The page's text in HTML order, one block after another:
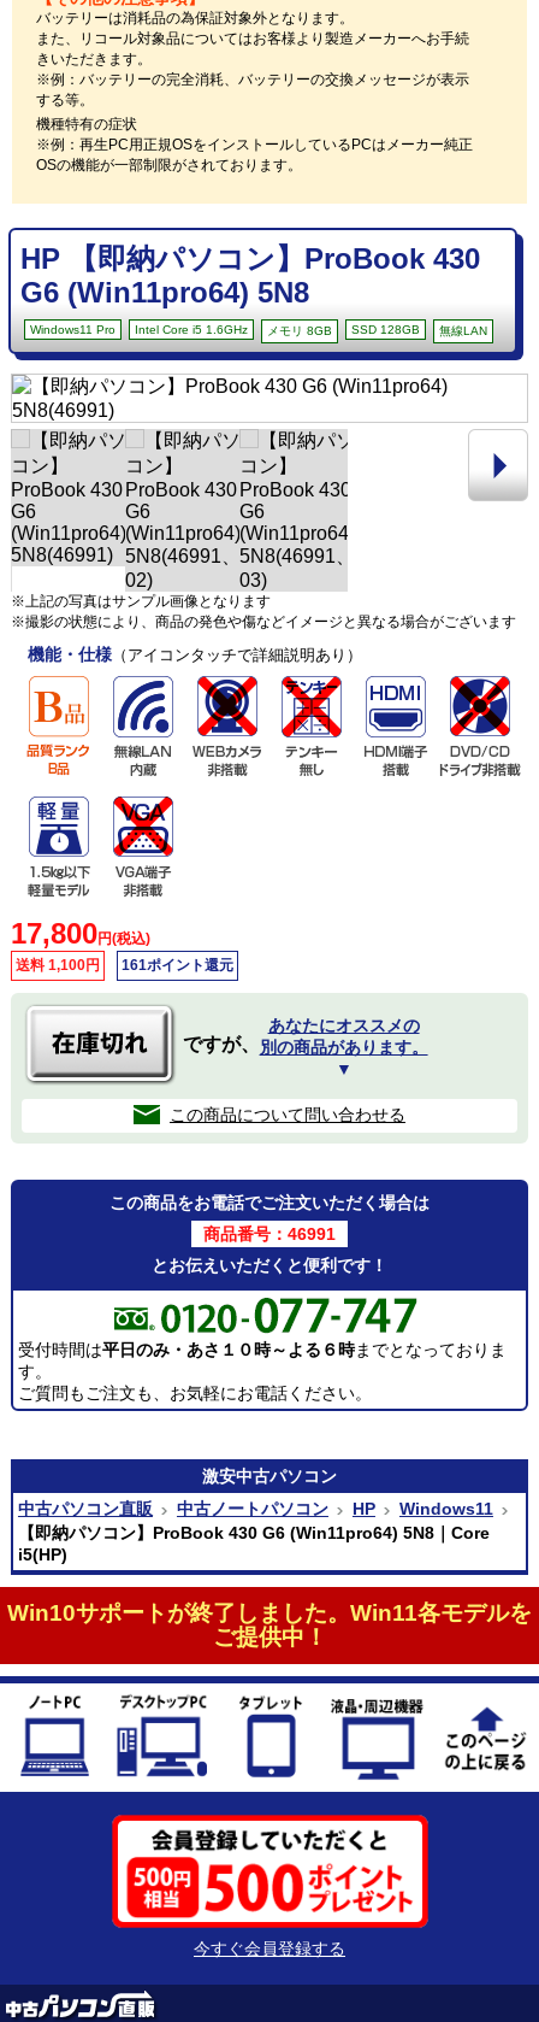
バッテリーは消耗品の為保証対象外となります。
また、リコール対象品についてはお客様より製造メーカーへお手続
きいただきます。
※例：バッテリーの完全消耗、バッテリーの交換メッセージが表示
する等。
機種特有の症状
※例：再生PC用正規OSをインストールしているPCはメーカー純正
OSの機能が一部制限がされております。
HP 【即納パソコン】ProBook 430
G6 (Win11pro64) 5N8
Windows11 Pro Intel Core i5 1.6GHz メモリ 8GB SSD 128GB 無線LAN
※上記の写真はサンプル画像となります
※撮影の状態により、商品の発色や傷などイメージと異なる場合がございます
機能・仕様（アイコンタッチで詳細説明あり）
17,800円(税込)
送料 1,100円
161ポイント還元
ですが、
あなたにオススメの
別の商品があります。
▼
この商品について問い合わせる
この商品をお電話でご注文いただく場合は
商品番号：46991
とお伝えいただくと便利です！
受付時間は平日のみ・あさ１０時～よる６時までとなっておりま
す。
ご質問もご注文も、お気軽にお電話ください。
激安中古パソコン
中古パソコン直販
中古ノートパソコン HP
Windows11
【即納パソコン】ProBook 430 G6 (Win11pro64) 5N8｜Core
i5(HP)
Win10サポートが終了しました。Win11各モデルを
ご提供中！
今すぐ会員登録する